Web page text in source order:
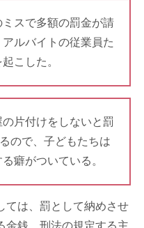
スで多額の罰金が請
ルバイトの従業員た
こした。
片付けをしないと罰
ので、子どもたちは
癖がついている。
ては、罰として納めさせ